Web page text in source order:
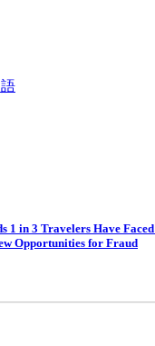
1 in 3 Travelers Have
Opportunities for Fraud